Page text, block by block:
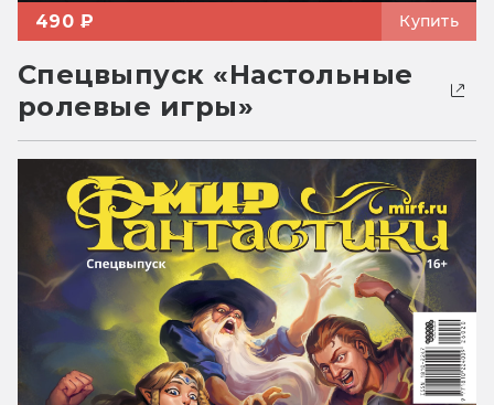
490 ₽ Купить
Спецвыпуск «Настольные
ролевые игры»